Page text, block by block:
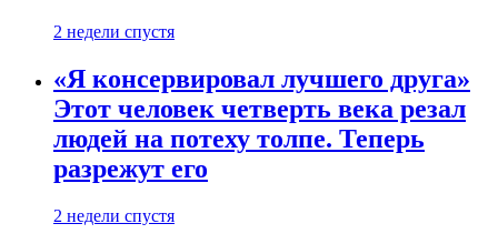
2 недели спустя
«Я консервировал лучшего друга»
Этот человек четверть века резал
людей на потеху толпе. Теперь
разрежут его
2 недели спустя